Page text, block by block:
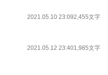
2021.05.10 23:092,455文字
2021.05.12 23:401,985文字